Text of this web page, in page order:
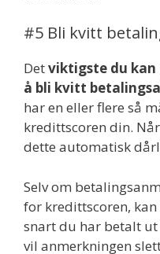
#5 Bli kvitt
Detviktigste du
å bli kvitt
har en eller flere så
kredittscoren din.
dette automatisk
Selv om
for kredittscoren,
snart du har betalt
vil anmerkningen